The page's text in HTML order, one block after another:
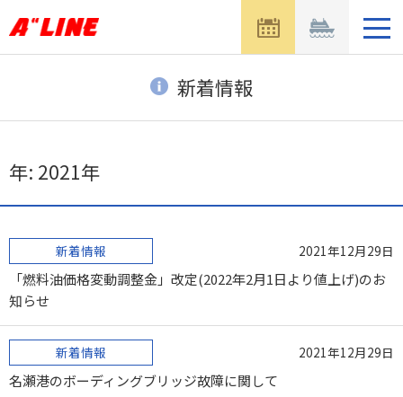
ュ
開
新着情報
年: 2021年
新着情報 2021年12月29日
「燃料油価格変動調整金」改定(2022年2月1日より値上げ)のお
知らせ
新着情報 2021年12月29日
名瀬港のボーディングブリッジ故障に関して